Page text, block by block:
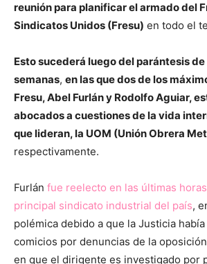
reunión para planificar el armado del
Sindicatos Unidos (Fresu) en todo el
Esto sucederá luego del parántesis
semanas, en las que dos de los
Fresu, Abel Furlán y Rodolfo Aguiar,
abocados a cuestiones de la vida
que lideran, la UOM (Unión Obrera
respectivamente.
Furlán fue reelecto en las últimas
principal sindicato industrial del país,
polémica debido a que la Justicia
comicios por denuncias de la
en que el dirigente es investigado por